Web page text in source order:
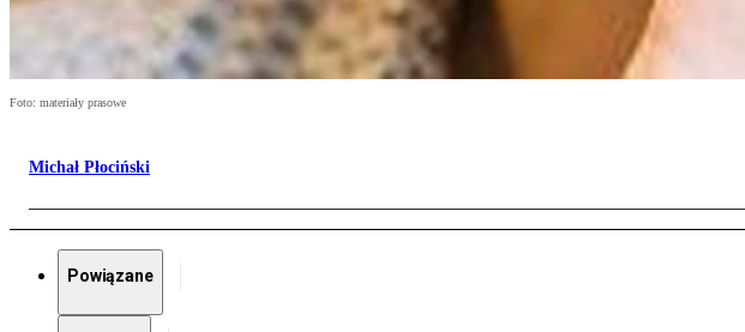
Foto: materiały prasowe
Michał Płociński
Powiązane